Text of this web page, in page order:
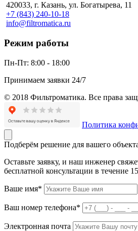
420033, г. Казань, ул. Богатырева, 11
+7 (843) 240-10-18
info@filtromatica.ru
Режим работы
Пн-Пт: 8:00 - 18:00
Принимаем заявки 24/7
© 2018 Фильтроматика. Все права
Политика
Подберём решение для вашего
Оставьте заявку, и наш инженер
бесплатной консультации в течение
Ваше имя*
Ваш номер телефона*
Электронная почта